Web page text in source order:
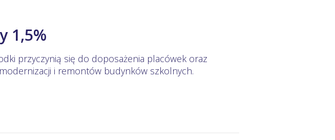
1,5%
przyczynią się do doposażenia placówek oraz
i remontów budynków szkolnych.